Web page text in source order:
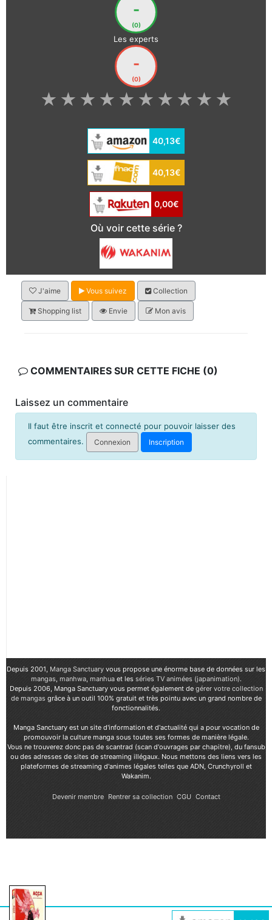
-
(0)
Les experts
-
(0)
★
★
★
★
★
★
★
★
★
★
40,13€
40,13€
0,00€
Où voir cette série ?
J'aime Vous suivez Collection
Shopping list Envie Mon avis
COMMENTAIRES SUR CETTE FICHE (0)
Laissez un commentaire
Il faut être inscrit et connecté pour pouvoir laisser des
commentaires.
Connexion Inscription
Depuis 2001, Manga Sanctuary vous propose une énorme base de données sur les
mangas, manhwa, manhuaet les séries TV animées (japanimation).
Depuis 2006, Manga Sanctuary vous permet également de gérer votre collection
de mangasgrâce à un outil 100% gratuit et très pointu avec un grand nombre de
fonctionnalités.
Manga Sanctuary est un site d'information et d'actualité qui a pour vocation de
promouvoir la culture manga sous toutes ses formes de manière légale.
Vous ne trouverez donc pas de scantrad (scan d'ouvrages par chapitre), du fansub
ou des adresses de sites de streaming illégaux. Nous mettons des liens vers les
plateformes de streaming d'animes légales telles que ADN, Crunchyroll et
Wakanim.
Devenir membre Rentrer sa collection CGU Contact